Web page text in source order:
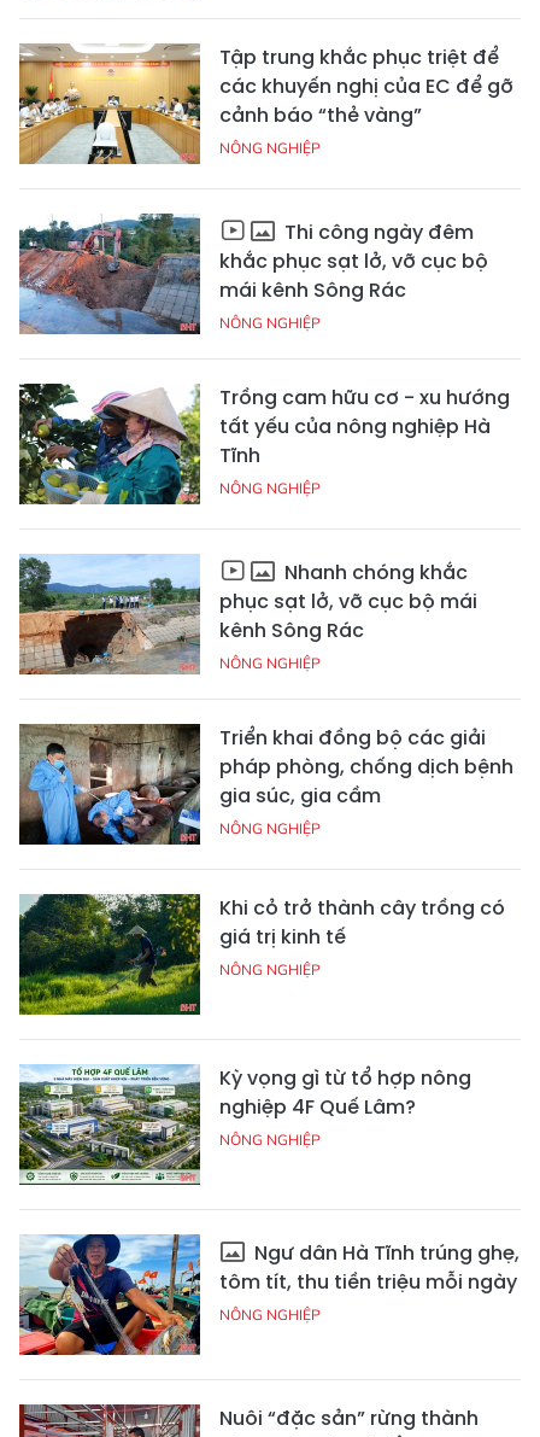
Tập trung khắc phục triệt để
các khuyến nghị của EC để gỡ
cảnh báo “thẻ vàng”
NÔNG NGHIỆP
Thi công ngày đêm
khắc phục sạt lở, vỡ cục bộ
mái kênh Sông Rác
NÔNG NGHIỆP
Trồng cam hữu cơ - xu hướng
tất yếu của nông nghiệp Hà
Tĩnh
NÔNG NGHIỆP
Nhanh chóng khắc
phục sạt lở, vỡ cục bộ mái
kênh Sông Rác
NÔNG NGHIỆP
Triển khai đồng bộ các giải
pháp phòng, chống dịch bệnh
gia súc, gia cầm
NÔNG NGHIỆP
Khi cỏ trở thành cây trồng có
giá trị kinh tế
NÔNG NGHIỆP
Kỳ vọng gì từ tổ hợp nông
nghiệp 4F Quế Lâm?
NÔNG NGHIỆP
Ngư dân Hà Tĩnh trúng ghẹ,
tôm tít, thu tiền triệu mỗi ngày
NÔNG NGHIỆP
Nuôi “đặc sản” rừng thành